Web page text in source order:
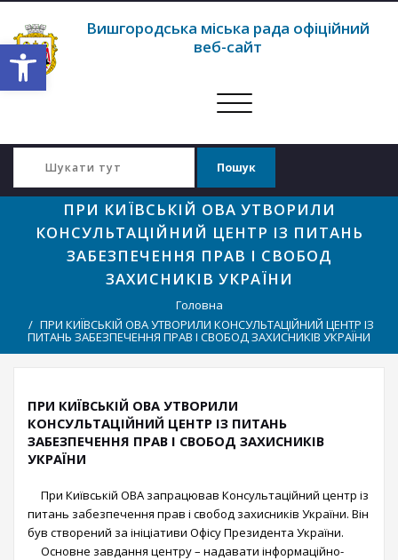
Відкрити Панель інструментів
Вишгородська міська рада офіційний
веб-сайт
Перемкнути
ПРИ КИЇВСЬКІЙ ОВА УТВОРИЛИ
КОНСУЛЬТАЦІЙНИЙ ЦЕНТР ІЗ ПИТАНЬ
ЗАБЕЗПЕЧЕННЯ ПРАВ І СВОБОД
ЗАХИСНИКІВ УКРАЇНИ
Головна
ПРИ КИЇВСЬКІЙ ОВА УТВОРИЛИ КОНСУЛЬТАЦІЙНИЙ ЦЕНТР ІЗ
ПИТАНЬ ЗАБЕЗПЕЧЕННЯ ПРАВ І СВОБОД ЗАХИСНИКІВ УКРАЇНИ
ПРИ КИЇВСЬКІЙ ОВА УТВОРИЛИ
КОНСУЛЬТАЦІЙНИЙ ЦЕНТР ІЗ ПИТАНЬ
ЗАБЕЗПЕЧЕННЯ ПРАВ І СВОБОД ЗАХИСНИКІВ
УКРАЇНИ
При Київській ОВА запрацював Консультаційний центр із
питань забезпечення прав і свобод захисників України. Він
був створений за ініціативи Офісу Президента України.
Основне завдання центру – надавати інформаційно-